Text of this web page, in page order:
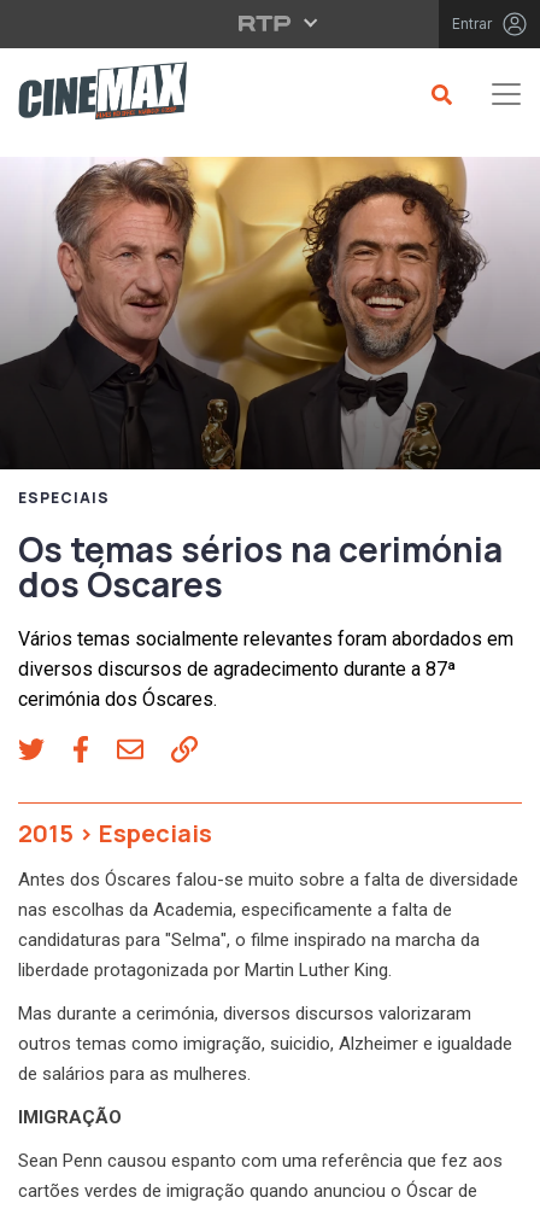
Saltar para o conteúdo principal Entrar
ESPECIAIS
Os temas sérios na cerimónia
dos Óscares
Vários temas socialmente relevantes foram abordados em
diversos discursos de agradecimento durante a 87ª
cerimónia dos Óscares.
2015 > Especiais
Antes dos Óscares falou-se muito sobre a falta de diversidade
nas escolhas da Academia, especificamente a falta de
candidaturas para "Selma", o filme inspirado na marcha da
liberdade protagonizada por Martin Luther King.
Mas durante a cerimónia, diversos discursos valorizaram
outros temas como imigração, suicidio, Alzheimer e igualdade
de salários para as mulheres.
IMIGRAÇÃO
Sean Penn causou espanto com uma referência que fez aos
cartões verdes de imigração quando anunciou o Óscar de